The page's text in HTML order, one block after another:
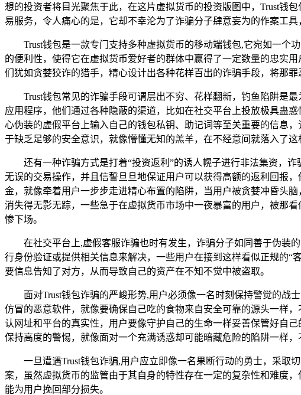
想的投资者将目光聚焦于此，在这片虚拟货币的投资版图中，Trust钱
易服务，令人痛心的是，它却不幸沦为了诈骗分子肆意妄为的作案工
Trust钱包是一款专门支持多种虚拟货币的移动端钱包,它宛如一个
的便利性，使得它在虚拟货币爱好者的群体中赢得了一定数量的忠实
们犹如贪婪狡诈的猎手，精心设计出各种花样百出的诈骗手段，将那
Trust钱包常见的诈骗手段可谓层出不穷、花样翻新，钓鱼陷阱是
应用程序，他们通过各种隐蔽的渠道，比如在社交平台上投放极具蛊
心伪装的虚假平台上输入自己的钱包私钥、助记词等至关重要的信息
于缺乏足够的安全意识，就像懵懂无知的羔羊，在不经意间就落入了
还有一种诈骗方式是打着“投资返利”的诱人幌子进行非法集资，
无误的交易操作，并且信誓旦旦地保证用户可以获得高额的返利回报
金，就像牵着用户一步步走进精心布置的陷阱，当用户被贪婪冲昏头
消失得无影无踪，一些急于在虚拟货币市场中一夜暴富的用户，被那
惨下场。
在社交平台上,虚假客服诈骗也时有发生，诈骗分子如同善于伪装
行身份验证或提供相关信息来解决，一些用户在接到这样看似正规的
要信息告知了对方，从而导致自己的资产在不知不觉中被盗取。
面对Trust钱包诈骗的严峻形势,用户必须像一名时刻保持警觉的战
仿冒的恶意软件，就像要确保自己吃的食物来自安全可靠的源头一样
认网址和平台的真实性，用户要像守护自己的生命一样妥善保管好自
保持高度的警惕，就像面对一个充满诱惑却可能暗藏危险的陷阱一样，
一旦遭遇Trust钱包诈骗,用户应立即像一名果断行动的勇士，采取
案，虽然虚拟货币的监管由于其自身的特性存在一定的复杂性和难度
能为用户挽回部分损失。